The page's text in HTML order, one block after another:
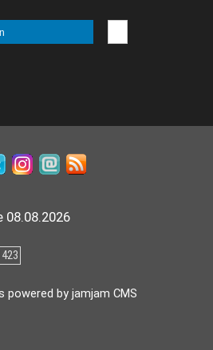
08.08.2026
powered by jamjam CMS